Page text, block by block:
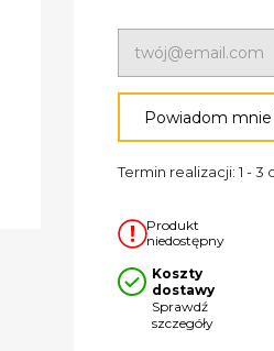
Powiadom
Termin realizacji: 1 - 3
Produkt
niedostępny
Koszty
dostawy
Sprawdź
szczegóły